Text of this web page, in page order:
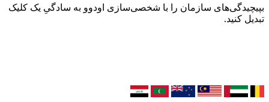
بپیچیدگی‌های سازمان را با شخصی‌سازی اودوو به سادگیِ یک کلیک
تبدیل کنید.